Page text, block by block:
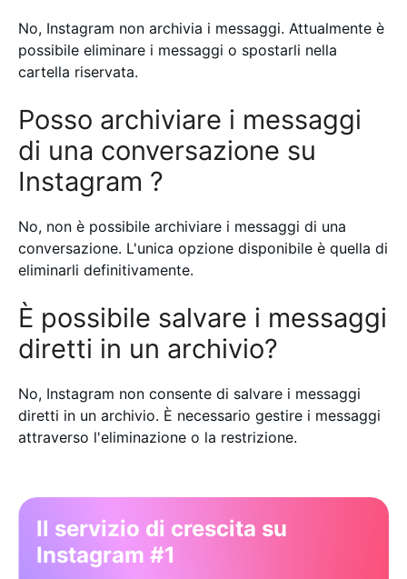
No, Instagram non archivia i messaggi. Attualmente è
possibile eliminare i messaggi o spostarli nella
cartella riservata.
Posso archiviare i messaggi
di una conversazione su
Instagram ?
No, non è possibile archiviare i messaggi di una
conversazione. L'unica opzione disponibile è quella di
eliminarli definitivamente.
È possibile salvare i messaggi
diretti in un archivio?
No, Instagram non consente di salvare i messaggi
diretti in un archivio. È necessario gestire i messaggi
attraverso l'eliminazione o la restrizione.
Il servizio di crescita su
Instagram #1